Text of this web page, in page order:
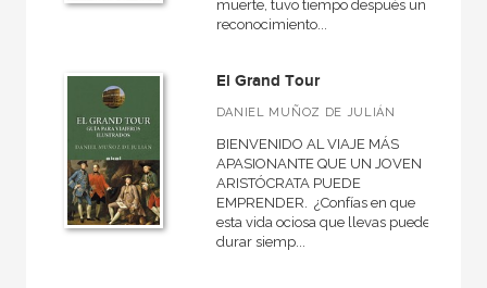
muerte, tuvo tiempo después un
reconocimiento...
El Grand Tour
DANIEL MUÑOZ DE JULIÁN
BIENVENIDO AL VIAJE MÁS
APASIONANTE QUE UN JOVEN
ARISTÓCRATA PUEDE
EMPRENDER. ¿Confías en que
esta vida ociosa que llevas puede
durar siemp...